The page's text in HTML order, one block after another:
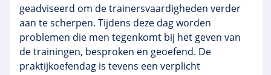
geadviseerd om de trainersvaardigheden verder
aan te scherpen. Tijdens deze dag worden
problemen die men tegenkomt bij het geven van
de trainingen, besproken en geoefend. De
praktijkoefendag is tevens een verplicht